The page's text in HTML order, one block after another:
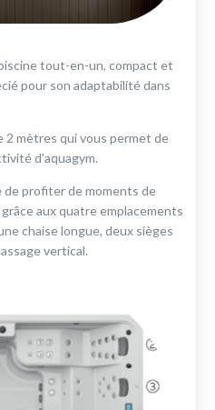
tout-en-un, compact et
pour son adaptabilité dans
2 mètres qui vous permet de
d'aquagym.
de profiter de moments de
aux quatre emplacements
chaise longue, deux sièges
vertical.